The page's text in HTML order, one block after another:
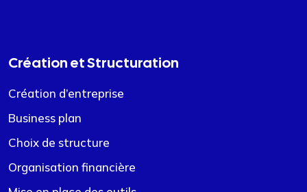
Création et Structuration
Création d’entreprise
Business plan
Choix de structure
Organisation financière